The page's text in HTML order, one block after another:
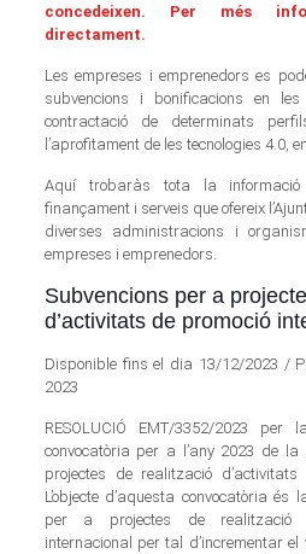
concedeixen. Per més
directament.
Les empreses i emprenedors es
subvencions i bonificacions en
contractació de determinats
l’aprofitament de les tecnologies 4.0,
Aquí trobaràs tota la informació
finançament i serveis que ofereix
diverses administracions i
empreses i emprenedors.
Subvencions per a
d’activitats de promoció
Disponible fins el dia 13/12/2023 /
2023
RESOLUCIÓ EMT/3352/2023
convocatòria per a l’any 2023 de
projectes de realització d’activitats
L’objecte d’aquesta convocatòria és
per a projectes de realització
internacional per tal d’incrementar